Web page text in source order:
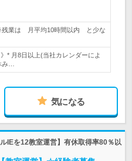
残業は 月平均10時間以内 と少な
* 月8日以上(当社カレンダーによ
…
気になる
IEを12教室運営】有休取得率80％以